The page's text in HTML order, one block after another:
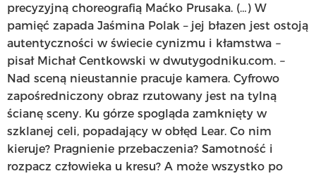
precyzyjną choreografią Maćko Prusaka. (…) W
pamięć zapada Jaśmina Polak – jej błazen jest ostoją
autentyczności w świecie cynizmu i kłamstwa –
pisał Michał Centkowski w dwutygodniku.com. –
Nad sceną nieustannie pracuje kamera. Cyfrowo
zapośredniczony obraz rzutowany jest na tylną
ścianę sceny. Ku górze spogląda zamknięty w
szklanej celi, popadający w obłęd Lear. Co nim
kieruje? Pragnienie przebaczenia? Samotność i
rozpacz człowieka u kresu? A może wszystko po